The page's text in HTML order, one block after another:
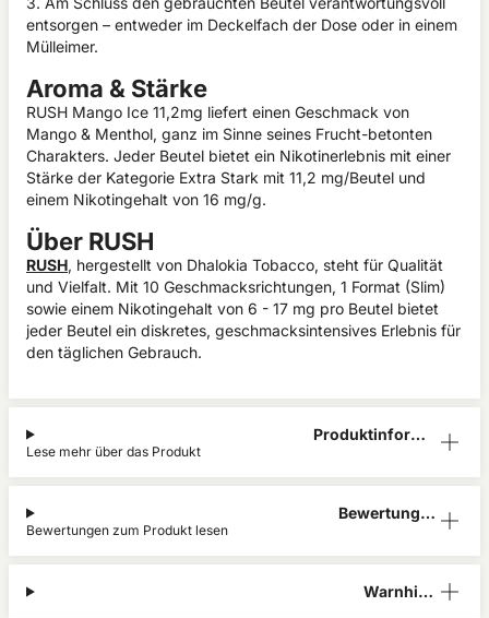
entsorgen – entweder im Deckelfach der Dose oder in einem
Mülleimer.
Aroma & Stärke
RUSH Mango Ice 11,2mg liefert einen Geschmack von
Mango & Menthol, ganz im Sinne seines Frucht-betonten
Charakters. Jeder Beutel bietet ein Nikotinerlebnis mit einer
Stärke der Kategorie Extra Stark mit 11,2 mg/Beutel und
einem Nikotingehalt von 16 mg/g.
Über RUSH
RUSH, hergestellt von Dhalokia Tobacco, steht für Qualität
und Vielfalt. Mit 10 Geschmacksrichtungen, 1 Format (Slim)
sowie einem Nikotingehalt von 6 - 17 mg pro Beutel bietet
jeder Beutel ein diskretes, geschmacksintensives Erlebnis für
den täglichen Gebrauch.
Produktinform
Lese mehr über das Produkt
Bewertunge
Bewertungen zum Produkt lesen
Warnhinw